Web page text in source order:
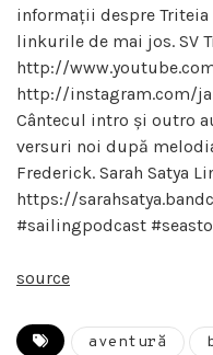
informații despre
linkurile de mai jos. SV
http://
http://instagram.com/
Cântecul intro și outro
versuri noi după
Frederick. Sarah Satya
https://
#sailingpodcast
source
aventură